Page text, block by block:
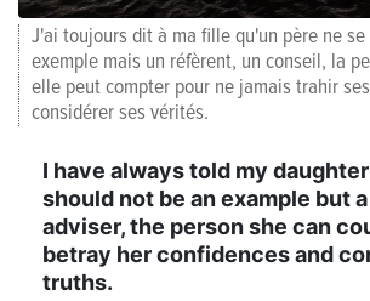
J'ai toujours dit à ma fille qu'un père ne
exemple mais un réfèrent, un conseil, la
elle peut compter pour ne jamais trahir
considérer ses vérités.
I have always told my
should not be an example but
adviser, the person she can
betray her confidences and
truths.